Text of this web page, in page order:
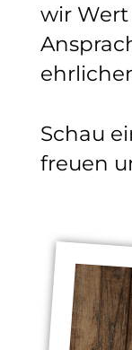
wir
Schau
freuen